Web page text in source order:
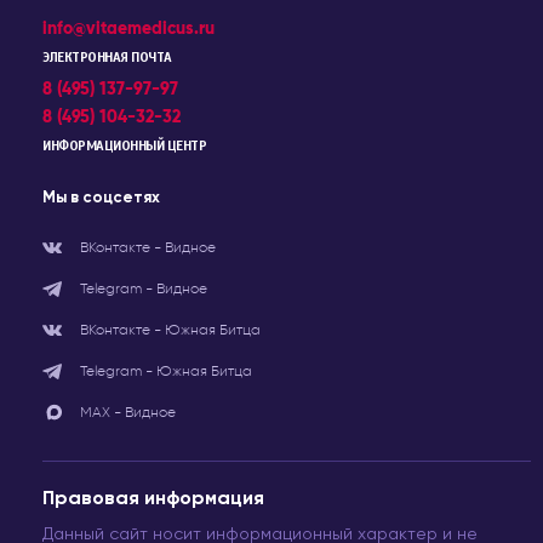
info@vitaemedicus.ru
ЭЛЕКТРОННАЯ ПОЧТА
8 (495) 137-97-97
8 (495) 104-32-32
ИНФОРМАЦИОННЫЙ ЦЕНТР
Мы в соцсетях
ВКонтакте - Видное
Telegram - Видное
ВКонтакте - Южная Битца
Telegram - Южная Битца
МАХ - Видное
Правовая информация
Данный сайт носит информационный характер и не